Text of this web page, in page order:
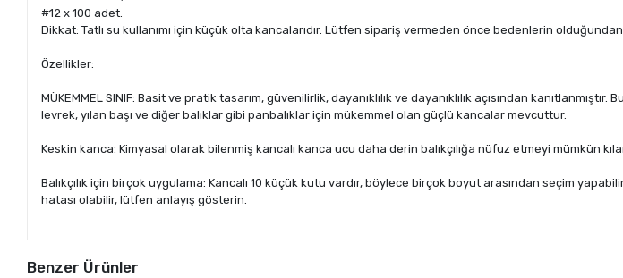
#12 x 100 adet.
Dikkat: Tatlı su kullanımı için küçük olta kancalarıdır. Lütfen sipariş vermeden önce bedenlerin
Özellikler:
MÜKEMMEL SINIF: Basit ve pratik tasarım, güvenilirlik, dayanıklılık ve dayanıklılık açısından
levrek, yılan başı ve diğer balıklar gibi panbalıklar için mükemmel olan güçlü kancalar mevcuttur.
Keskin kanca: Kimyasal olarak bilenmiş kancalı kanca ucu daha derin balıkçılığa nüfuz etmeyi mümkün
Balıkçılık için birçok uygulama: Kancalı 10 küçük kutu vardır, böylece birçok boyut arasından seçim
hatası olabilir, lütfen anlayış gösterin.
Benzer Ürünler